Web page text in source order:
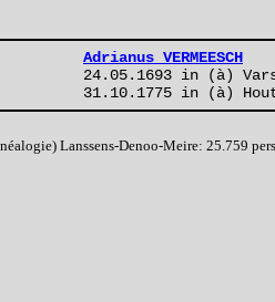
Adrianus VERMEESCH
24.05.1693 in (à)
31.10.1775 in (à)
Lanssens-Denoo-Meire: 25.759